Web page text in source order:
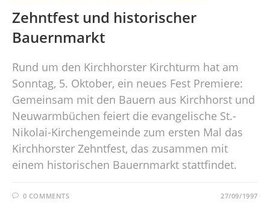
Zehntfest und historischer
Bauernmarkt
Rund um den Kirchhorster Kirchturm hat am
Sonntag, 5. Oktober, ein neues Fest Premiere:
Gemeinsam mit den Bauern aus Kirchhorst und
Neuwarmbüchen feiert die evangelische St.-
Nikolai-Kirchengemeinde zum ersten Mal das
Kirchhorster Zehntfest, das zusammen mit
einem historischen Bauernmarkt stattfindet.
0 COMMENTS 27/09/1997